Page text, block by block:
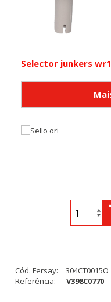
Selector junkers
Cód. Fersay:
304CT0015O
Referência:
V398C0770